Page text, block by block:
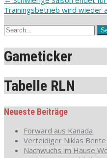
navigation
Trainingsbetrieb wird wieder
Gameticker
Tabelle RLN
Neueste Beiträge
Forward aus Kanada
Verteidiger Niklas
Nachwuchs im Hause